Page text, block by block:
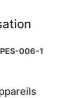
006-1